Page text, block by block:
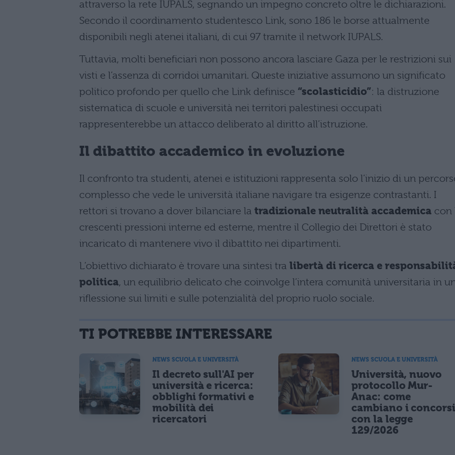
attraverso la rete IUPALS, segnando un impegno concreto oltre le dichiarazioni.
Secondo il coordinamento studentesco Link, sono 186 le borse attualmente
disponibili negli atenei italiani, di cui 97 tramite il network IUPALS.
Tuttavia, molti beneficiari non possono ancora lasciare Gaza per le restrizioni sui
visti e l’assenza di corridoi umanitari. Queste iniziative assumono un significato
politico profondo per quello che Link definisce “scolasticidio”: la distruzione
sistematica di scuole e università nei territori palestinesi occupati
rappresenterebbe un attacco deliberato al diritto all’istruzione.
Il dibattito accademico in evoluzione
Il confronto tra studenti, atenei e istituzioni rappresenta solo l’inizio di un
complesso che vede le università italiane navigare tra esigenze contrastanti. I
rettori si trovano a dover bilanciare la tradizionale neutralità accademica con
crescenti pressioni interne ed esterne, mentre il Collegio dei Direttori è stato
incaricato di mantenere vivo il dibattito nei dipartimenti.
L’obiettivo dichiarato è trovare una sintesi tra libertà di ricerca e
politica, un equilibrio delicato che coinvolge l’intera comunità universitaria in
riflessione sui limiti e sulle potenzialità del proprio ruolo sociale.
TI POTREBBE INTERESSARE
NEWS SCUOLA E UNIVERSITÀ
Il decreto sull'AI per
università e ricerca:
obblighi formativi e
mobilità dei
ricercatori
NEWS SCUOLA E UNIVERSITÀ
Università, nuovo
protocollo Mur-
Anac: come
cambiano i
con la legge
129/2026